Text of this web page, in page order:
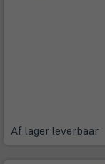
Af lager leverbaar